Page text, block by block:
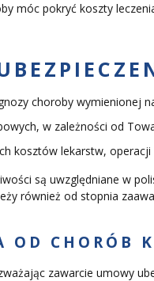
móc pokryć koszty
choroby wymienionej
w zależności od
kosztów lekarstw, operacji
są uwzględniane w
również od stopnia
OD CHORÓB
zawarcie umowy